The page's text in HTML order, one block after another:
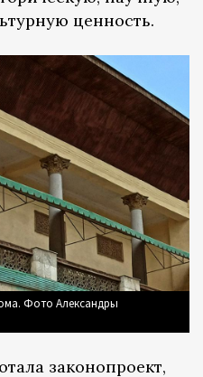
ценность.
Фото Александры
законопроект,